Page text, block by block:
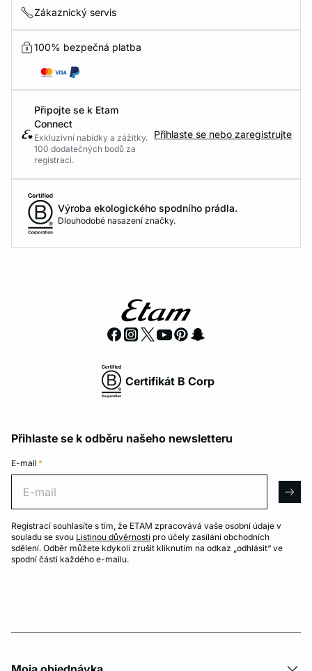
Zákaznický servis
100% bezpečná platba
Připojte se k Etam
Connect
Exkluzivní nabídky a zážitky.
100 dodatečných bodů za
registraci.
Přihlaste se nebo zaregistrujte
Výroba ekologického spodního prádla.
Dlouhodobé nasazení značky.
Certifikát B Corp
Přihlaste se k odběru našeho newsletteru
E-mail *
Registrací souhlasíte s tím, že ETAM zpracovává vaše osobní údaje v
souladu se svou Listinou důvěrnosti pro účely zasílání obchodních
sdělení. Odběr můžete kdykoli zrušit kliknutím na odkaz „odhlásit“ ve
spodní části každého e-mailu.